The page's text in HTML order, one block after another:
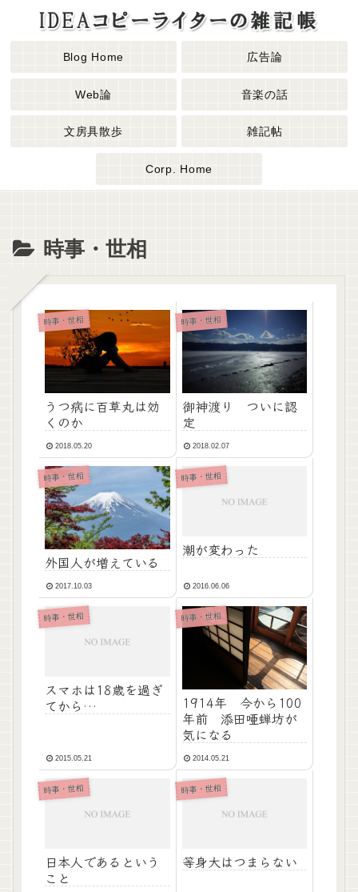
Blog Home 広告論
Web論 音楽の話
文房具散歩 雑記帖
Corp. Home
時事・世相
時事・世相
うつ病に百草丸は効
くのか
2018.05.20
時事・世相
御神渡り ついに認
定
2018.02.07
時事・世相
外国人が増えている
2017.10.03
時事・世相
潮が変わった
2016.06.06
時事・世相
スマホは18歳を過ぎ
てから…
2015.05.21
時事・世相
1914年 今から100
年前 添田唖蝉坊が
気になる
2014.05.21
時事・世相
日本人であるという
こと
時事・世相
等身大はつまらない